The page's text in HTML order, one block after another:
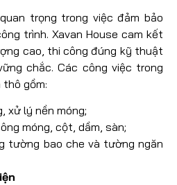
trọng trong việc đảm bảo
trình. Xavan House cam kết
cao, thi công đúng kỹ thuật
chắc. Các công việc trong
gồm:
xử lý nền móng;
móng, cột, dầm, sàn;
tường bao che và tường ngăn